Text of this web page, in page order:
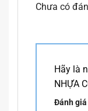
Chưa có
Hãy là
NHỰA
Đánh